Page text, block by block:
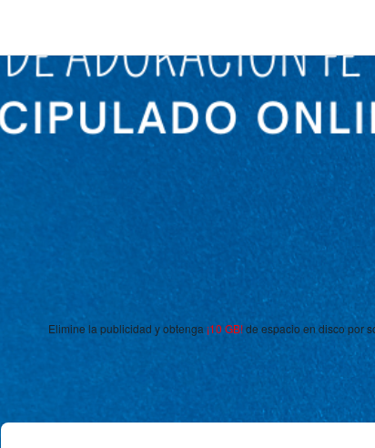
Elimine la publicidad y obtenga ¡10 GB!de espacio en disco por